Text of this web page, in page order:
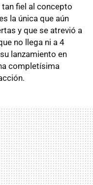
fiel al concepto
la única que aún
y que se atrevió a
no llega ni a 4
lanzamiento en
completísima